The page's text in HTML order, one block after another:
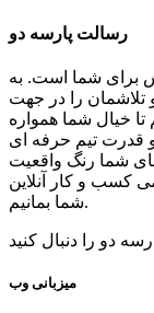
رسالت پارسه دو
برای شما است. به
و تلاشمان را در جهت
تا خیال شما همواره
و قدرت تیم حرفه ای
شما رنگ واقعیت
کسب و کار آنلاین
شما بمانیم.
میزبانی وب